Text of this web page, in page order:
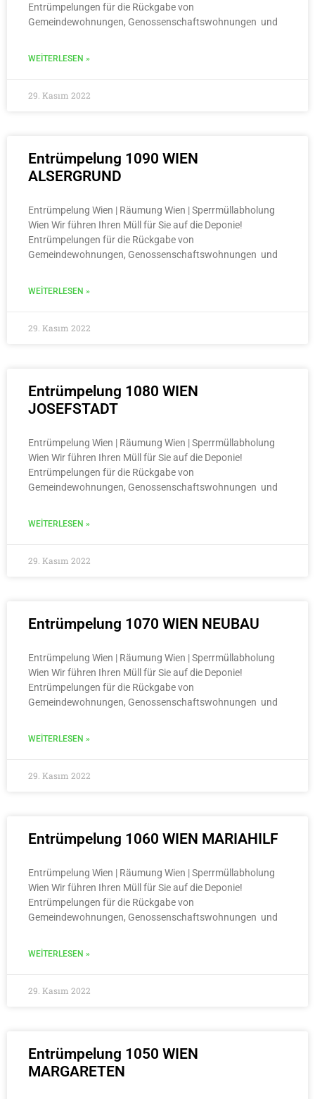
Entrümpelungen für die Rückgabe von
Gemeindewohnungen, Genossenschaftswohnungen und
WEITERLESEN »
29. Kasım 2022
Entrümpelung 1090 WIEN
ALSERGRUND
Entrümpelung Wien | Räumung Wien | Sperrmüllabholung
Wien Wir führen Ihren Müll für Sie auf die Deponie!
Entrümpelungen für die Rückgabe von
Gemeindewohnungen, Genossenschaftswohnungen und
WEITERLESEN »
29. Kasım 2022
Entrümpelung 1080 WIEN
JOSEFSTADT
Entrümpelung Wien | Räumung Wien | Sperrmüllabholung
Wien Wir führen Ihren Müll für Sie auf die Deponie!
Entrümpelungen für die Rückgabe von
Gemeindewohnungen, Genossenschaftswohnungen und
WEITERLESEN »
29. Kasım 2022
Entrümpelung 1070 WIEN NEUBAU
Entrümpelung Wien | Räumung Wien | Sperrmüllabholung
Wien Wir führen Ihren Müll für Sie auf die Deponie!
Entrümpelungen für die Rückgabe von
Gemeindewohnungen, Genossenschaftswohnungen und
WEITERLESEN »
29. Kasım 2022
Entrümpelung 1060 WIEN MARIAHILF
Entrümpelung Wien | Räumung Wien | Sperrmüllabholung
Wien Wir führen Ihren Müll für Sie auf die Deponie!
Entrümpelungen für die Rückgabe von
Gemeindewohnungen, Genossenschaftswohnungen und
WEITERLESEN »
29. Kasım 2022
Entrümpelung 1050 WIEN
MARGARETEN